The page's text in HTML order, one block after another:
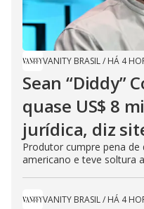
VANITY BRASIL/ HÁ 4
Sean “Diddy”
quase US$ 8
jurídica, diz
Produtor cumpre pena
americano e teve soltura
VANITY BRASIL/ HÁ 4